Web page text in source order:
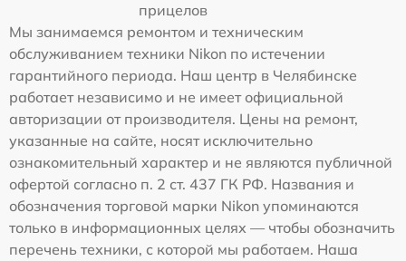
прицелов
Мы занимаемся ремонтом и техническим
обслуживанием техники Nikon по истечении
гарантийного периода. Наш центр в Челябинске
работает независимо и не имеет официальной
авторизации от производителя. Цены на ремонт,
указанные на сайте, носят исключительно
ознакомительный характер и не являются публичной
офертой согласно п. 2 ст. 437 ГК РФ. Названия и
обозначения торговой марки Nikon упоминаются
только в информационных целях — чтобы обозначить
перечень техники, с которой мы работаем. Наша